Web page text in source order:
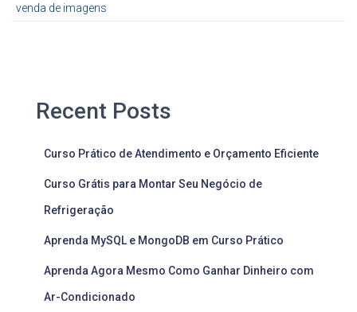
venda de imagens
Recent Posts
Curso Prático de Atendimento e Orçamento Eficiente
Curso Grátis para Montar Seu Negócio de
Refrigeração
Aprenda MySQL e MongoDB em Curso Prático
Aprenda Agora Mesmo Como Ganhar Dinheiro com
Ar-Condicionado